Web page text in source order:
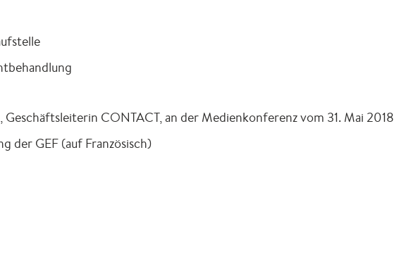
Geschäftsleiterin CONTACT, an der Medienkonferenz vom 31. Mai 2018
der GEF (auf Französisch)